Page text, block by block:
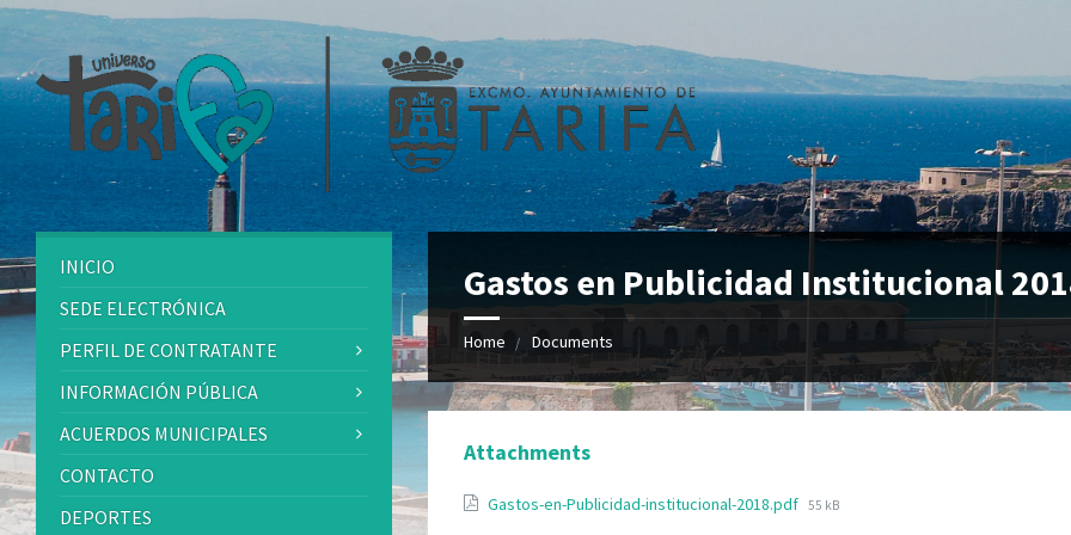
Gastos en Publicidad Institucional
Home Documents
Attachments
Gastos-en-Publicidad-institucional-2018.pdf 55 kB
INICIO
SEDE ELECTRÓNICA
PERFIL DE CONTRATANTE
INFORMACIÓN PÚBLICA
ACUERDOS MUNICIPALES
CONTACTO
DEPORTES